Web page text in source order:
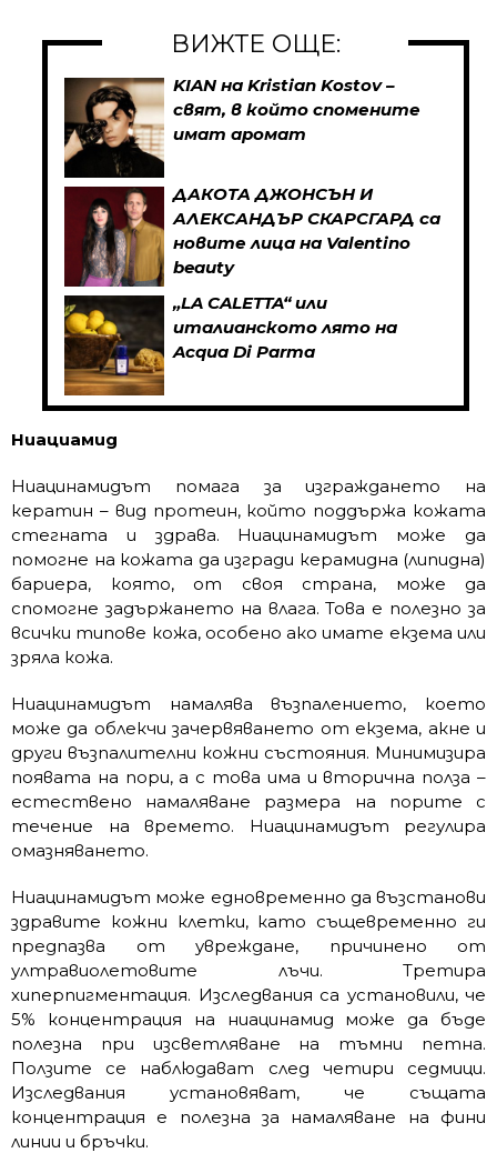
ВИЖТЕ ОЩЕ:
KIAN на Kristian Kostov –
свят, в който спомените
имат аромат
ДАКОТА ДЖОНСЪН И
АЛЕКСАНДЪР СКАРСГАРД са
новите лица на Valentino
beauty
„LA CALETTA“ или
италианското лято на
Acqua Di Parma
Ниациамид
Ниацинамидът помага за изграждането на
кератин – вид протеин, който поддържа кожата
стегната и здрава. Ниацинамидът може да
помогне на кожата да изгради керамидна (липидна)
бариера, която, от своя страна, може да
спомогне задържането на влага. Това е полезно за
всички типове кожа, особено ако имате екзема или
зряла кожа.
Ниацинамидът намалява възпалението, което
може да облекчи зачервяването от екзема, акне и
други възпалителни кожни състояния. Минимизира
появата на пори, а с това има и вторична полза –
естествено намаляване размера на порите с
течение на времето. Ниацинамидът регулира
омазняването.
Ниацинамидът може едновременно да възстанови
здравите кожни клетки, като същевременно ги
предпазва от увреждане, причинено от
ултравиолетовите лъчи. Третира
хиперпигментация. Изследвания са установили, че
5% концентрация на ниацинамид може да бъде
полезна при изсветляване на тъмни петна.
Ползите се наблюдават след четири седмици.
Изследвания установяват, че същата
концентрация е полезна за намаляване на фини
линии и бръчки.